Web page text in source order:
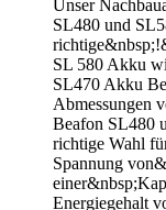
Unser
SL480 und
SL 580 Akku
SL470 Akku
Abmessungen
Beafon SL480
richtige Wahl
Spannung
Energiegehalt